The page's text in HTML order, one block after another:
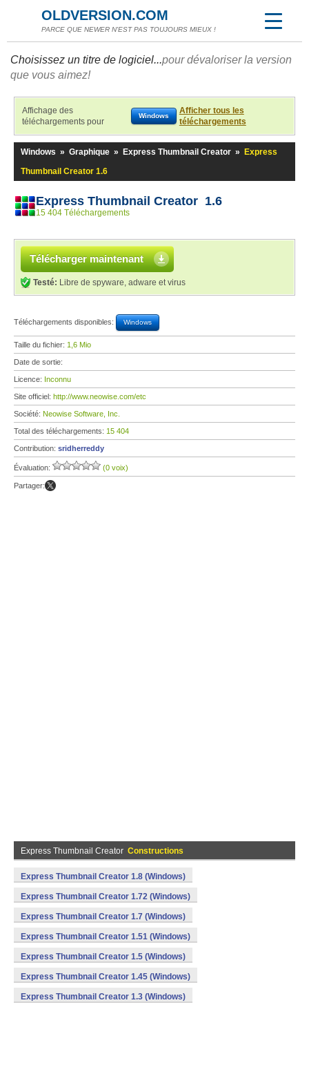
OLDVERSION.COM
PARCE QUE NEWER N'EST PAS TOUJOURS MIEUX !
Choisissez un titre de logiciel...pour dévaloriser la version
que vous aimez!
Affichage des
téléchargements pour
Windows
Afficher tous les
téléchargements
Windows » Graphique » Express Thumbnail Creator »
Express
Thumbnail Creator 1.6
Express Thumbnail Creator 1.6
15 404 Téléchargements
Télécharger maintenant
Testé: Libre de spyware, adware et virus
Téléchargements disponibles: Windows
Taille du fichier: 1,6 Mio
Date de sortie:
Licence: Inconnu
Site officiel: http://www.neowise.com/etc
Société: Neowise Software, Inc.
Total des téléchargements: 15 404
Contribution: sridherreddy
Évaluation: (0 voix)
Partager:
Express Thumbnail Creator Constructions
Express Thumbnail Creator 1.8 (Windows)
Express Thumbnail Creator 1.72 (Windows)
Express Thumbnail Creator 1.7 (Windows)
Express Thumbnail Creator 1.51 (Windows)
Express Thumbnail Creator 1.5 (Windows)
Express Thumbnail Creator 1.45 (Windows)
Express Thumbnail Creator 1.3 (Windows)